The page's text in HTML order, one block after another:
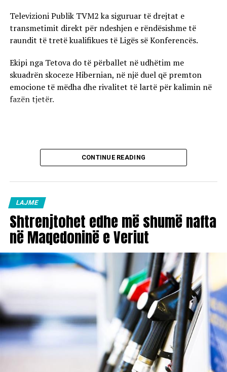
Televizioni Publik TVM2 ka siguruar të drejtat e
transmetimit direkt për ndeshjen e rëndësishme të
raundit të tretë kualifikues të Ligës së Konferencës.
Ekipi nga Tetova do të përballet në udhëtim me
skuadrën skoceze Hibernian, në një duel që premton
emocione të mëdha dhe rivalitet të lartë për kalimin në
fazën tjetër.
CONTINUE READING
LAJME
Shtrenjtohet edhe më shumë nafta
në Maqedoninë e Veriut